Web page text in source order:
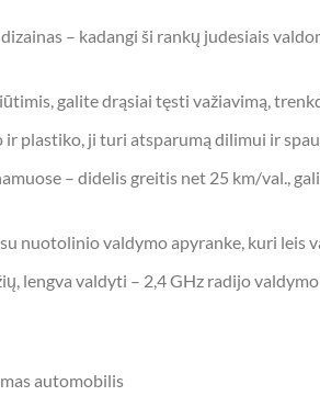
– kadangi ši rankų judesiais
galite drąsiai tęsti važiavimą,
ir plastiko, ji turi atsparumą dilimui ir
– didelis greitis net 25 km/val.,
nuotolinio valdymo apyranke, kuri leis
lengva valdyti – 2,4 GHz radijo
automobilis